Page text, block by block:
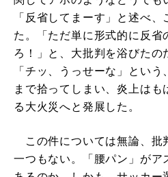
「反省してまーす」と述べ
た。「ただ単に形式的に反省
ろ！」と、大批判を浴びたの
「チッ、うっせーな」とい
まで拾ってしまい、炎上はも
る大火災へと発展した。
この件については無論、批
一つもない。「腰パン」がア